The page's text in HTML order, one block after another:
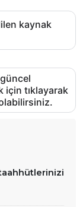
kaynak
için tıklayarak